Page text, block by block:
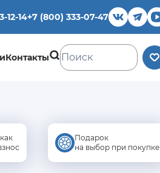
12-14+7 (800) 333-07-47
Контакты
Подарок
на выбор при покупке